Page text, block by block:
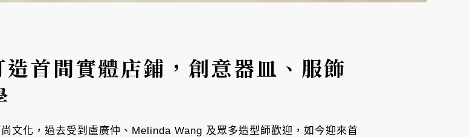
首間實體店鋪，創意器皿、服飾
文化，過去受到盧廣仲、Melinda Wang 及眾多造型師歡迎，如今迎來首